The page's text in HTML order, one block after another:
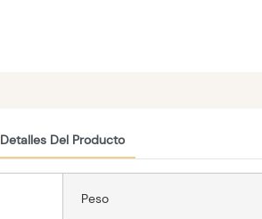
Detalles Del Producto
Peso